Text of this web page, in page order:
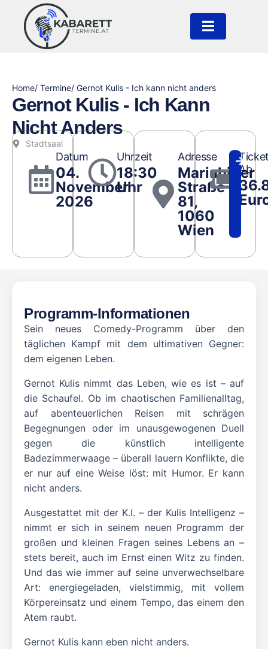
Home/ Termine/ Gernot Kulis - Ich kann nicht anders
Gernot Kulis - Ich Kann
Nicht Anders
Stadtsaal
Datum
04.
November
2026
Uhrzeit
18:30
Uhr
Adresse
Mariahilfer
Straße
81,
1060
Wien
Ab
Programm-Informationen
Sein neues Comedy-Programm über den
täglichen Kampf mit dem ultimativen Gegner:
dem eigenen Leben.
Gernot Kulis nimmt das Leben, wie es ist – auf
die Schaufel. Ob im chaotischen Familienalltag,
auf abenteuerlichen Reisen mit schrägen
Begegnungen oder im unausgewogenen Duell
gegen die künstlich intelligente
Badezimmerwaage – überall lauern Konflikte, die
er nur auf eine Weise löst: mit Humor. Er kann
nicht anders.
Ausgestattet mit der K.I. – der Kulis Intelligenz –
nimmt er sich in seinem neuen Programm der
großen und kleinen Fragen seines Lebens an –
stets bereit, auch im Ernst einen Witz zu finden.
Und das wie immer auf seine unverwechselbare
Art: energiegeladen, vielstimmig, mit vollem
Körpereinsatz und einem Tempo, das einem den
Atem raubt.
Gernot Kulis kann eben nicht anders.